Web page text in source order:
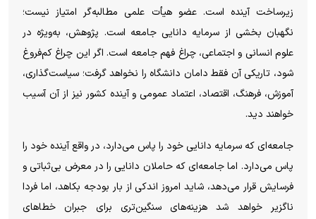
زیرساخت آینده است. عضو هیأت علمی مطالبه‌گر امتیاز نیست؛
نگهبان بخشی از سرمایه دانایی جامعه است. پژوهش، به‌ویژه در
علوم انسانی و اجتماعی، چراغ فهم جامعه است. اگر این چراغ کم‌فروغ
شود، تاریکی آن فقط دامان دانشگاه را نخواهد گرفت؛ سیاست‌گذاری،
آموزش، فرهنگ، اقتصاد، اعتماد عمومی و آینده کشور نیز از آن آسیب
خواهند دید.
جامعه‌ای که سرمایه دانایی خود را پاس می‌دارد، در واقع آینده خود را
پاس می‌دارد. اما جامعه‌ای که حاملان دانایی را در معرض بی‌ثباتی و
فرسایش قرار می‌دهد، شاید امروز اندکی از بار بودجه بکاهد، اما فردا
ناگزیر خواهد شد هزینه‌های سنگین‌تری برای جبران خطاهای